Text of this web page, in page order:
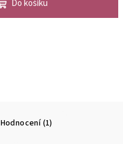
Do košíku
Hodnocení (1)